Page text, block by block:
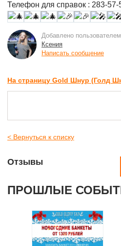
Телефон для справок : 283-
Добавлено
Ксения
Написать сообщение
На страницу Gold Шнур (Голд
< Вернуться к списку
Отзывы
ПРОШЛЫЕ